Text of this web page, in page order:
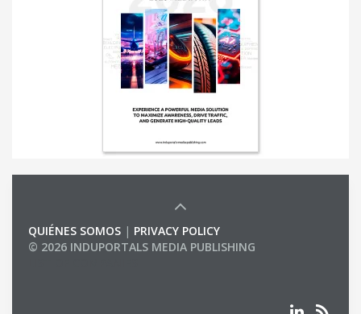
QUIÉNES SOMOS | PRIVACY POLICY
© 2026 INDUPORTALS MEDIA PUBLISHING